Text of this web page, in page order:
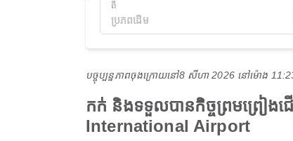
ពី
បច្ចុប្បន្នភាពចុងក្រោយនៅ8 សីហា 2026 នៅ​ម៉ោង
កក់ និងទទួលបានកិច្ចព្រមព្រៀ
International Airport